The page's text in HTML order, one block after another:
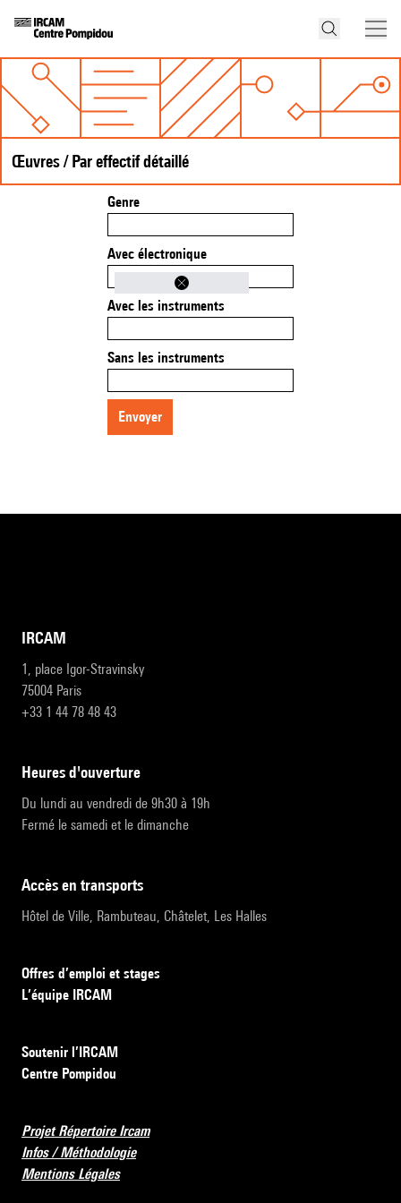
Œuvres / Par effectif détaillé
Genre
Avec électronique
Avec les instruments
Sans les instruments
envoyer
IRCAM
1, place Igor-Stravinsky
75004 Paris
+33 1 44 78 48 43
heures d'ouverture
Du lundi au vendredi de 9h30 à 19h
Fermé le samedi et le dimanche
accès en transports
Hôtel de Ville, Rambuteau, Châtelet, Les Halles
Offres d’emploi et stages
L’équipe IRCAM
Soutenir l’IRCAM
Centre Pompidou
Projet Répertoire Ircam
Infos / Méthodologie
Mentions Légales